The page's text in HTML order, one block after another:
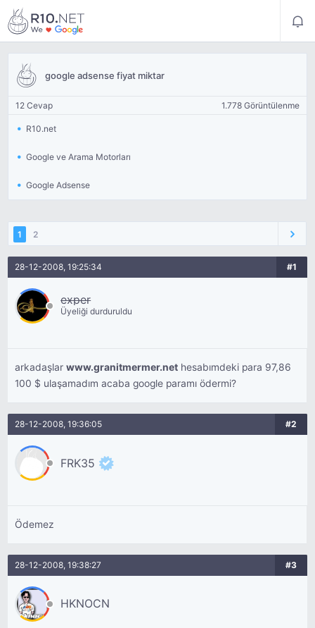
google adsense fiyat miktar
12 Cevap 1.778 Görüntülenme
R10.net
Google ve Arama Motorları
Google Adsense
1 2
28-12-2008, 19:25:34 #1
exper
Üyeliği durduruldu
arkadaşlarwww.granitmermer.net hesabımdeki para 97,86
100 $ ulaşamadım acaba google paramı ödermi?
28-12-2008, 19:36:05 #2
FRK35
Ödemez
28-12-2008, 19:38:27 #3
HKNOCN